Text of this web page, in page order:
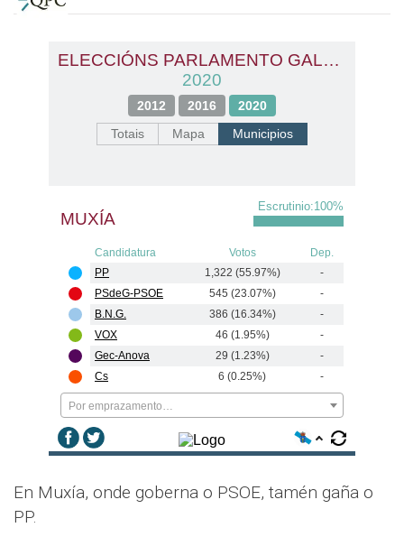
ELECCIÓNS PARLAMENTO GALEGO
2020
2012 2016 2020
Totais Mapa Municipios
MUXÍA
Escrutinio:100%
Candidatura Votos
Dep.
PP
1,322 (55.97%)
-
PSdeG-PSOE
545 (23.07%)
-
B.N.G.
386 (16.34%)
-
VOX
46 (1.95%)
-
Gec-Anova
29 (1.23%)
-
Cs
6 (0.25%) -
Por emprazamento…
En Muxía, onde goberna o PSOE, tamén gaña o
PP.